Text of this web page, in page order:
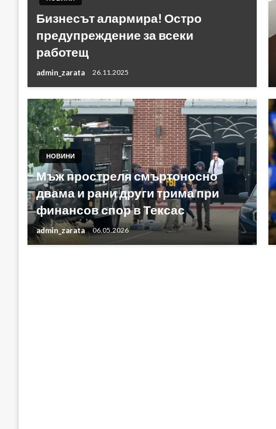
Бизнесът алармира! Остро
предупреждение за всеки
работещ
admin_zarata 26.11.2025
НОВИНИ
Мъж простреля смъртоносно
двама и рани други трима при
финансов спор в Тексас
admin_zarata 06.05.2026